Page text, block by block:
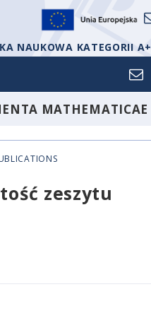
NAUKOWA KATEGORII A+
MATHEMATICAE
zeszytu